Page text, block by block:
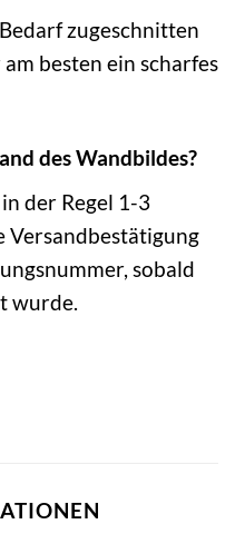
zugeschnitten
besten ein scharfes
des Wandbildes?
der Regel 1-3
Versandbestätigung
sobald
wurde.